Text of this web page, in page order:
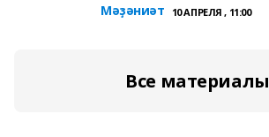
Мәҙәниәт 10 АПРЕЛЯ , 11:00
Все материалы